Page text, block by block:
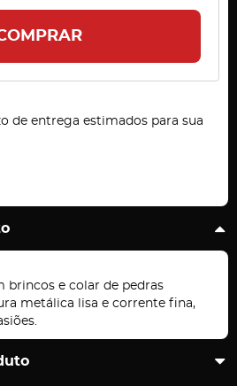
de entrega estimados para sua
brincos e colar de pedras
metálica lisa e corrente fina,